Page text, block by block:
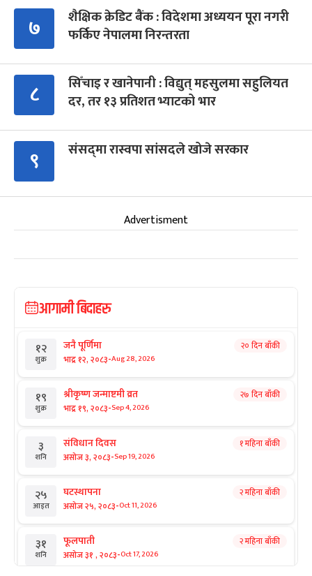
७
शैक्षिक क्रेडिट बैंक : विदेशमा अध्ययन पूरा नगरी
फर्किए नेपालमा निरन्तरता
८
सिँचाइ र खानेपानी : विद्युत् महसुलमा सहुलियत
दर, तर १३ प्रतिशत भ्याटको भार
९ संसद्‍मा रास्वपा सांसदले खोजे सरकार
Advertisment
आगामी बिदाहरु
१२
शुक्र
जनै पूर्णिमा
भाद्र १२, २०८३-Aug 28, 2026
२० दिन बाँकी
१९
शुक्र
श्रीकृष्ण जन्माष्टमी व्रत
भाद्र १९, २०८३-Sep 4, 2026
२७ दिन बाँकी
३
शनि
संविधान दिवस
असोज ३, २०८३-Sep 19, 2026
१ महिना बाँकी
२५
आइत
घटस्थापना
असोज २५, २०८३-Oct 11, 2026
२ महिना बाँकी
३१
शनि
फूलपाती
असोज ३१ , २०८३-Oct 17, 2026
२ महिना बाँकी